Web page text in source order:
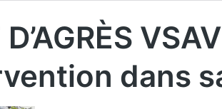
D’AGRÈS
dans